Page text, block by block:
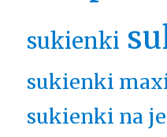
sukienki
sukienki
sukienki na